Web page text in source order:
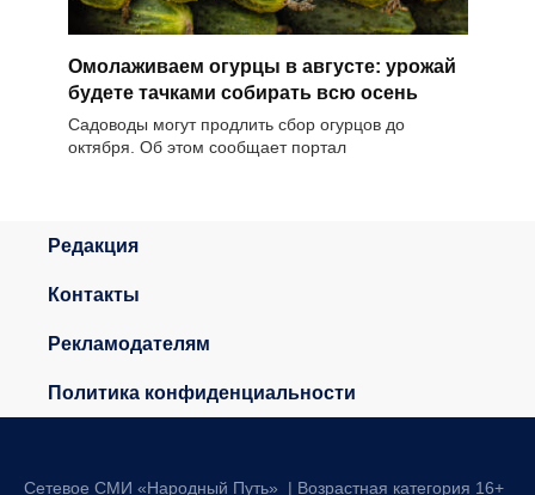
Омолаживаем огурцы в августе: урожай
будете тачками собирать всю осень
Садоводы могут продлить сбор огурцов до
октября. Об этом сообщает портал
Редакция
Контакты
Рекламодателям
Политика конфиденциальности
Сетевое СМИ «Народный Путь» | Возрастная категория 16+